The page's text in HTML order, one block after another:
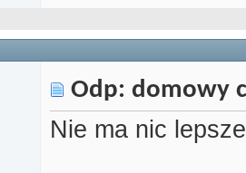
Odp: domowy
Nie ma nic